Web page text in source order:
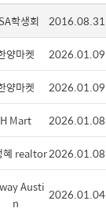
학생회 2016.08.31
양마켓 2026.01.09
양마켓 2026.01.09
H Mart 2026.01.08
혜 realtor2026.01.08
Austi
n
2026.01.04